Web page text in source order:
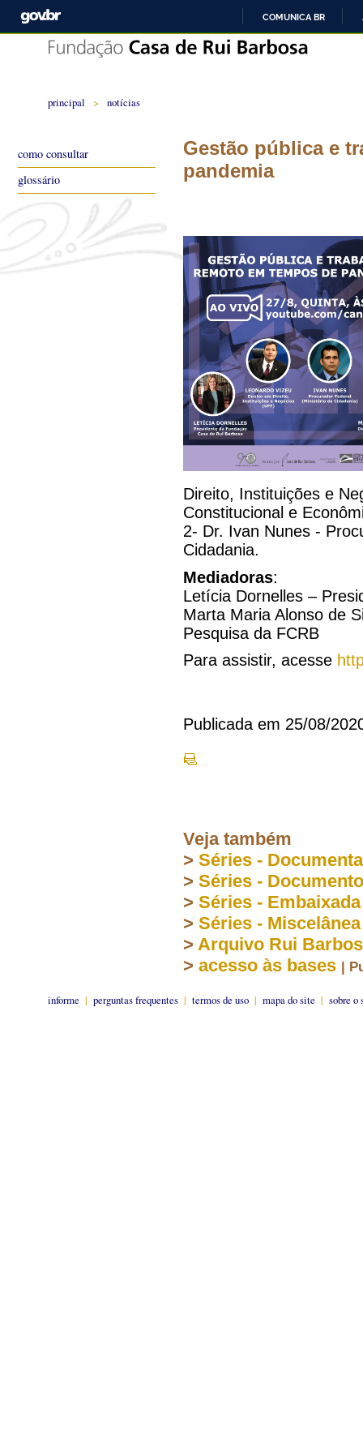
COMUNICA BR
principal > notícias
Gestão pública e
pandemia
Direito, Instituições e
Constitucional e
2- Dr. Ivan Nunes -
Cidadania.
Mediadoras:
Letícia Dornelles –
Marta Maria Alonso de
Pesquisa da FCRB
Para assistir, acesse
Publicada em 25/08/
Veja também
> Séries -
> Séries -
> Séries -
> Séries - Miscelânea
> Arquivo Rui
> acesso às bases |
informe | perguntas frequentes | termos de uso | mapa do site | sobre o
como consultar
glossário